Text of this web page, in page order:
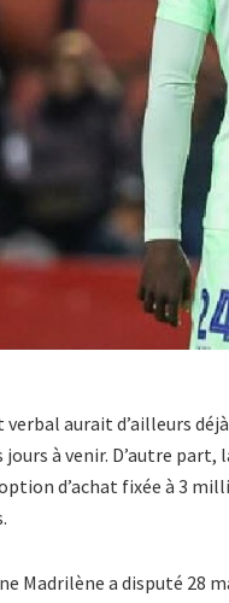
aurait d’ailleurs
à venir. D’autre
d’achat fixée à 3
Madrilène a disputé 28